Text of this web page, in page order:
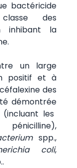
bactéricide
des
inhibant la
un large
positif et à
des
démontrée
(incluant les
spp.,
coli,